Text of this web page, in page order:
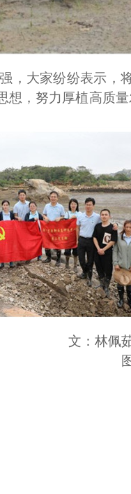
， 大家纷纷表示，
想，努力厚植高质
文：林佩